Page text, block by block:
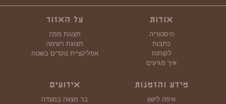
אודות
היסטוריה
כתבות
לקוחות
איך מגיעים
על האזור
תצוגת מפה
תצוגת רשימה
אפליקציית נוקדים בשטח
מידע והזמנות
איפה לישון
אירועים
בר מצווה במצדה